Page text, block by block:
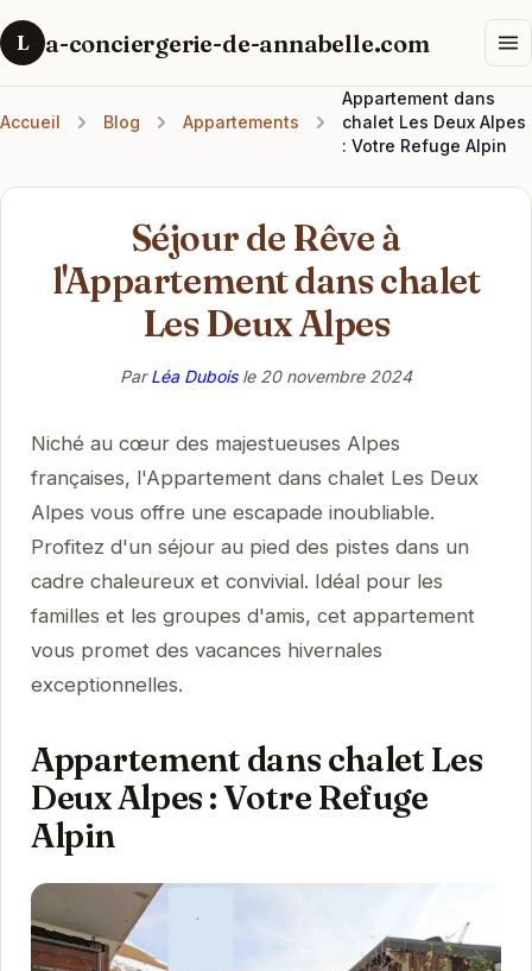
L a-conciergerie-de-annabelle.com
Accueil Blog Appartements
Appartement dans
chalet Les Deux Alpes
: Votre Refuge Alpin
Séjour de Rêve à
l'Appartement dans chalet
Les Deux Alpes
ParLéa Duboisle 20 novembre 2024
Niché au cœur des majestueuses Alpes
françaises, l'Appartement dans chalet Les Deux
Alpes vous offre une escapade inoubliable.
Profitez d'un séjour au pied des pistes dans un
cadre chaleureux et convivial. Idéal pour les
familles et les groupes d'amis, cet appartement
vous promet des vacances hivernales
exceptionnelles.
Appartement dans chalet Les
Deux Alpes : Votre Refuge
Alpin